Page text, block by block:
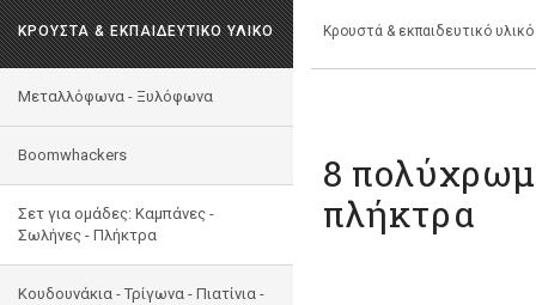
ΚΡΟΥΣΤΑ & ΕΚΠΑΙΔΕΥΤΙΚΟ ΥΛΙΚΟ
Mεταλλόφωνα - Ξυλόφωνα
Boomwhackers
Σετ για ομάδες: Καμπάνες -
Σωλήνες - Πλήκτρα
Κουδουνάκια - Τρίγωνα - Πιατίνια -
Κρουστά & εκπαιδευτικό υλικό
8
πλήκτρα